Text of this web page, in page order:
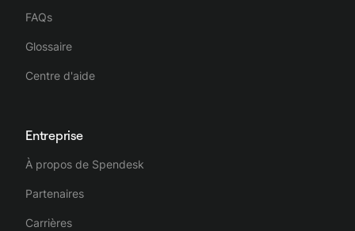
FAQs
Glossaire
Centre d'aide
Entreprise
À propos de Spendesk
Partenaires
Carrières